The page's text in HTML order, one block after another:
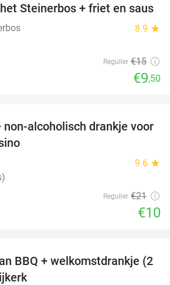
37%
Steinerbos + friet en saus
8.9 star
Regulier €15
€9,50
52%
non-alcoholisch drankje voor
9.6 star
Regulier €21
€10
34%
BBQ + welkomstdrankje (2